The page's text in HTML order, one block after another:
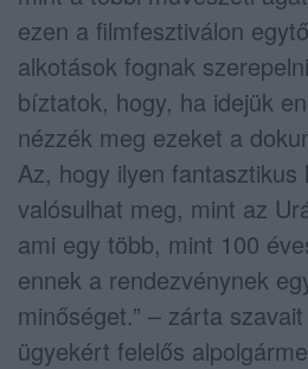
ezen a filmfesztiválon
alkotások fognak
bíztatok, hogy, ha idejük
nézzék meg ezeket a
Az, hogy ilyen fantasztikus
valósulhat meg, mint az
ami egy több, mint 100
ennek a rendezvénynek
minőséget.” – zárta
ügyekért felelős